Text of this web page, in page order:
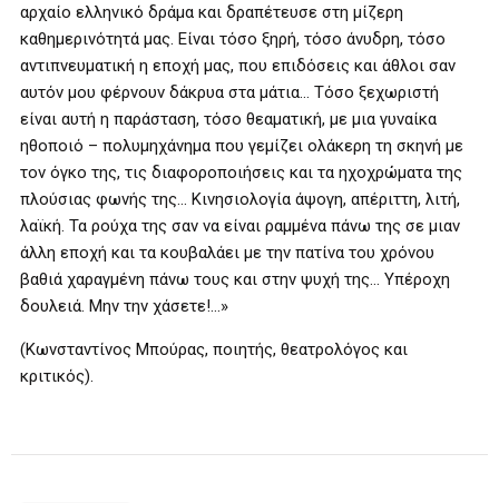
αρχαίο ελληνικό δράμα και δραπέτευσε στη μίζερη
καθημερινότητά μας. Είναι τόσο ξηρή, τόσο άνυδρη, τόσο
αντιπνευματική η εποχή μας, που επιδόσεις και άθλοι σαν
αυτόν μου φέρνουν δάκρυα στα μάτια… Τόσο ξεχωριστή
είναι αυτή η παράσταση, τόσο θεαματική, με μια γυναίκα
ηθοποιό – πολυμηχάνημα που γεμίζει ολάκερη τη σκηνή με
τον όγκο της, τις διαφοροποιήσεις και τα ηχοχρώματα της
πλούσιας φωνής της… Κινησιολογία άψογη, απέριττη, λιτή,
λαϊκή. Τα ρούχα της σαν να είναι ραμμένα πάνω της σε μιαν
άλλη εποχή και τα κουβαλάει με την πατίνα του χρόνου
βαθιά χαραγμένη πάνω τους και στην ψυχή της… Υπέροχη
δουλειά. Μην την χάσετε!…»
(Κωνσταντίνος Μπούρας, ποιητής, θεατρολόγος και
κριτικός).